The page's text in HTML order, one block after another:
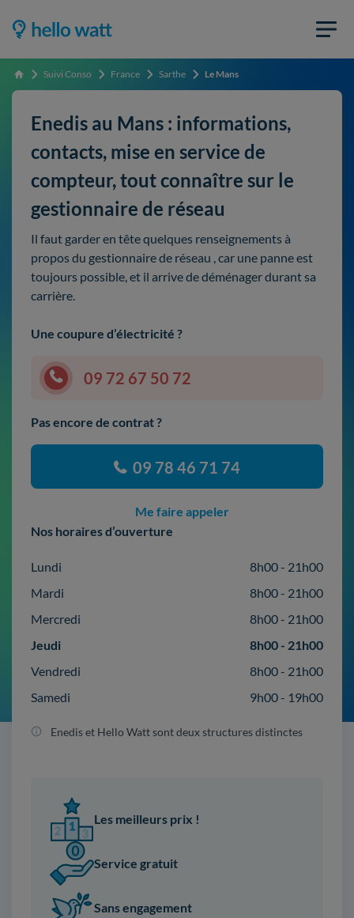
Accueil Suivi Conso France Sarthe Le Mans
Enedis au Mans : informations,
contacts, mise en service de
compteur, tout connaître sur le
gestionnaire de réseau
Il faut garder en tête quelques renseignements à
propos du gestionnaire de réseau , car une panne est
toujours possible, et il arrive de déménager durant sa
carrière.
Une coupure d’électricité ?
09 72 67 50 72
Pas encore de contrat ?
09 78 46 71 74
Me faire appeler
Nos horaires d’ouverture
Lundi
8h00 - 21h00
Mardi
8h00 - 21h00
Mercredi
8h00 - 21h00
Jeudi
8h00 - 21h00
Vendredi
8h00 - 21h00
Samedi
9h00 - 19h00
Enedis et Hello Watt sont deux structures distinctes
Les meilleurs prix !
Service gratuit
Sans engagement